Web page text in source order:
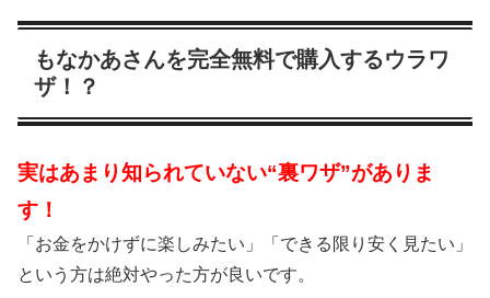
もなかあさんを完全無料で購入するウラワ
ザ！？
実はあまり知られていない“裏ワザ”がありま
す！
「お金をかけずに楽しみたい」「できる限り安く見たい」
という方は絶対やった方が良いです。